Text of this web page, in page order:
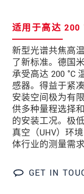
适用于高达 200
新型光谱共焦高
了新标准。德国
承受高达 200 °C
感器。得益于紧
安装空间极为有
供多种量程选择
的安装工况。极
真空（UHV）环
体行业的测量需求
GET IN
留言*
* 必填字段
我们将对您的
声明。
发送信息